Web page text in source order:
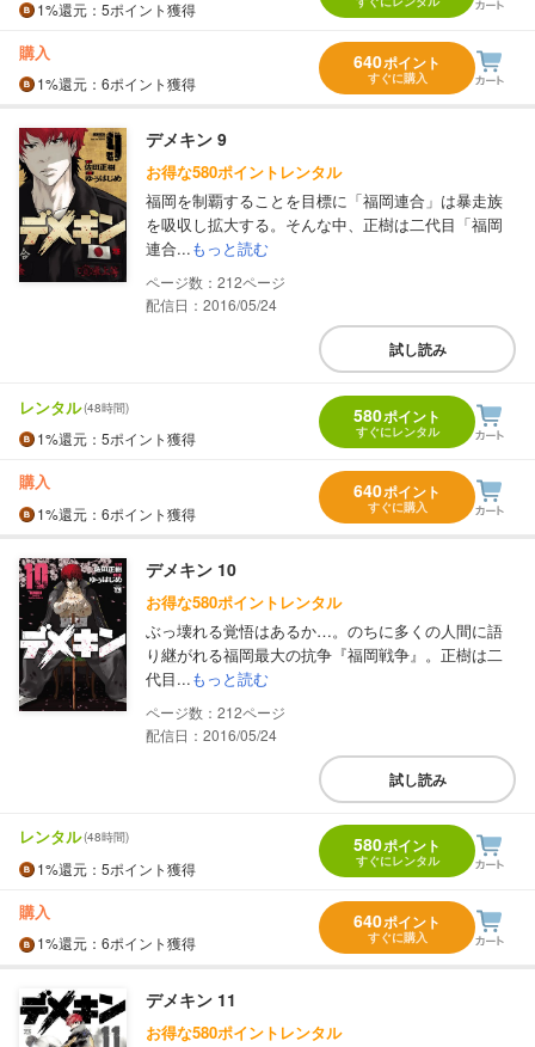
1%還元 ：5ポイント獲得
購入
1%還元 ：6ポイント獲得
640ポイント
すぐに購入
デメキン 9
お得な580ポイントレンタル
福岡を制覇することを目標に「福岡連合」は暴走族
を吸収し拡大する。そんな中、正樹は二代目「福岡
連合...もっと読む
212
配信日：2016/05/24
試し読み
レンタル(48時間)
1%還元 ：5ポイント獲得
580ポイント
すぐにレンタル
購入
1%還元 ：6ポイント獲得
640ポイント
すぐに購入
デメキン 10
お得な580ポイントレンタル
ぶっ壊れる覚悟はあるか…。のちに多くの人間に語
り継がれる福岡最大の抗争『福岡戦争』。正樹は二
代目...もっと読む
212
配信日：2016/05/24
試し読み
レンタル(48時間)
1%還元 ：5ポイント獲得
580ポイント
すぐにレンタル
購入
1%還元 ：6ポイント獲得
640ポイント
すぐに購入
デメキン 11
お得な580ポイントレンタル